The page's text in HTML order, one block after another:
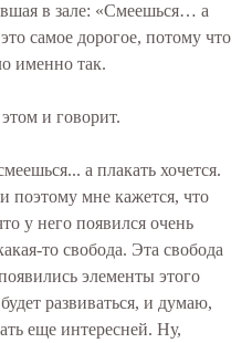
в зале: «Смеешься… а
самое дорогое, потому что
именно так.
и говорит.
а плакать хочется.
поэтому мне кажется, что
у него появился очень
то свобода. Эта свобода
элементы этого
развиваться, и думаю,
еще интересней. Ну,